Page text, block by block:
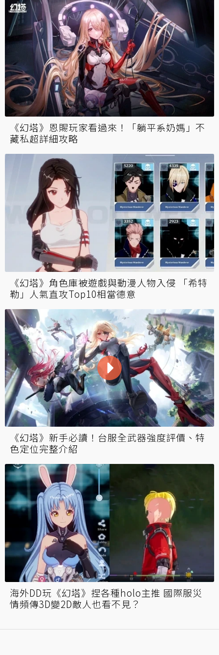
《幻塔》恩賜玩家看過來！「躺平系奶媽」不
藏私超詳細攻略
《幻塔》角色庫被遊戲與動漫人物入侵 「希特
勒」人氣直攻Top10相當德意
《幻塔》新手必讀！台服全武器強度評價、特
色定位完整介紹
海外DD玩《幻塔》捏各種holo主推 國際服災
情頻傳3D變2D敵人也看不見？